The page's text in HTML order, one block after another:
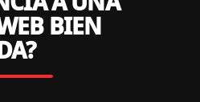
BIEN